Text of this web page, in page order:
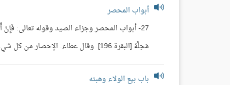
أبواب المحصر
27- أبواب المحصر وجزاء الصيد وقوله تعالى:
مَحِلَّهُ [البقرة:196]. وقال عطاء: الإحصار من كل شيءٍ يحبسه. قال أبو عبدالله: وَحَصُورًا [آل ...
باب بيع الولاء وهبته